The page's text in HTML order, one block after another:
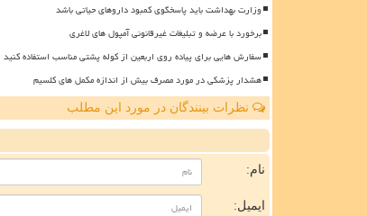
وزارت بهداشت باید پاسخگوی کمبود داروهای حیاتی باشد
برخورد با عرضه و تبلیغات غیرقانونی آمپول های لاغری
سفارش هایی برای پیاده روی اربعین از کوله پشتی مناسب استفاده کنید
هشدار پزشکی در مورد مصرف بیش از اندازه مکمل های کلسیم
نظرات بینندگان در مورد این مطلب
نام:
ایمیل: